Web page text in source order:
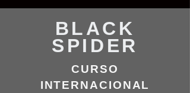
BLACK
SPIDER
CURSO
INTERNACIONAL